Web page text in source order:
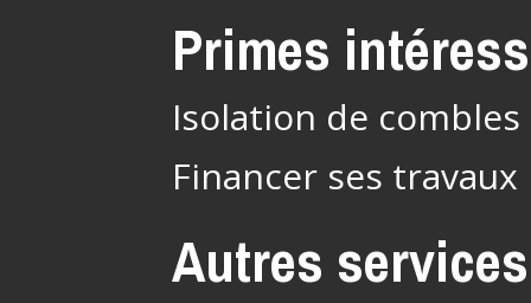
Primes
Isolation de
Financer ses travaux
Autres services